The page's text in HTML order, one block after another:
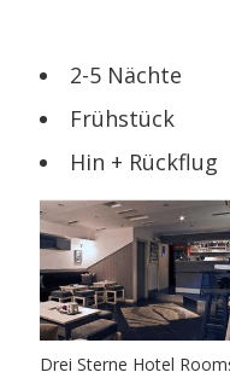
2-5 Nächte
Frühstück
Hin + Rückflug
Drei Sterne Hotel